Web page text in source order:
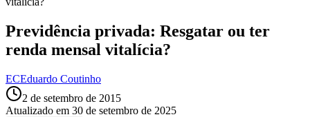
Previdência privada: Resgatar ou ter
renda mensal vitalícia?
ECEduardo Coutinho
2 de setembro de 2015
Atualizado em 30 de setembro de 2025